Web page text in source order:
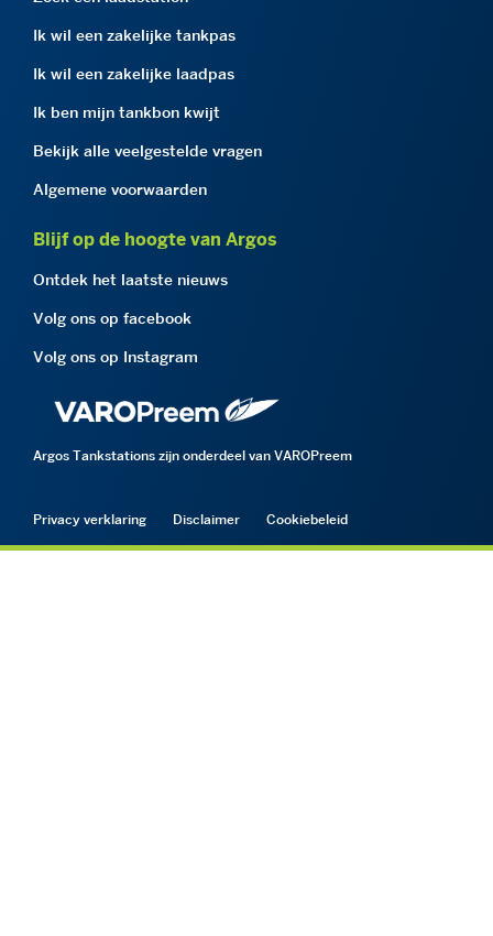
Ik wil een zakelijke tankpas
Ik wil een zakelijke laadpas
Ik ben mijn tankbon kwijt
Bekijk alle veelgestelde vragen
Algemene voorwaarden
Blijf op de hoogte van Argos
Ontdek het laatste nieuws
Volg ons op facebook
Volg ons op Instagram
Argos Tankstations zijn onderdeel van VAROPreem
Privacy verklaring Disclaimer Cookiebeleid